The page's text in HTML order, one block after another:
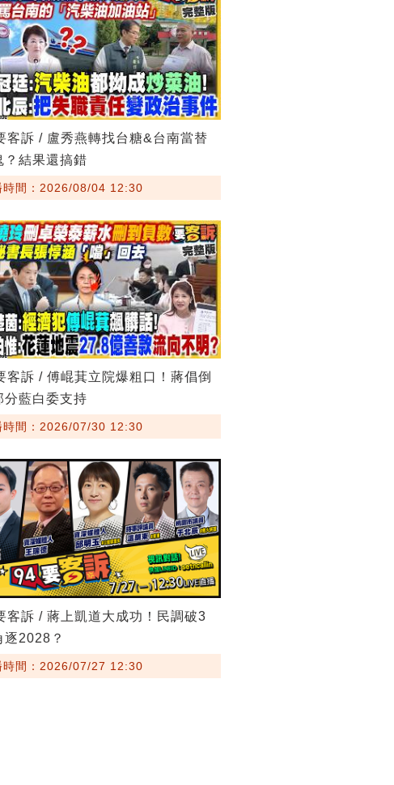
客訴 / 盧秀燕轉找台糖&台南當替
？結果還搞錯
時間：2026/08/04 12:30
客訴 / 傅崐萁立院爆粗口！蔣倡倒
分藍白委支持
時間：2026/07/30 12:30
客訴 / 蔣上凱道大成功！民調破3
逐2028？
時間：2026/07/27 12:30